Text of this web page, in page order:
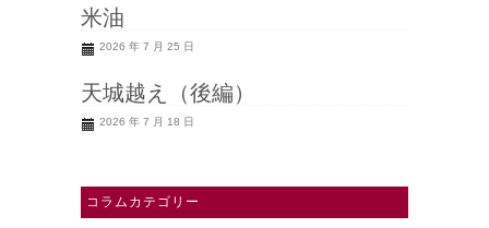
米油
2026 年 7 月 25 日
天城越え（後編）
2026 年 7 月 18 日
コラムカテゴリー